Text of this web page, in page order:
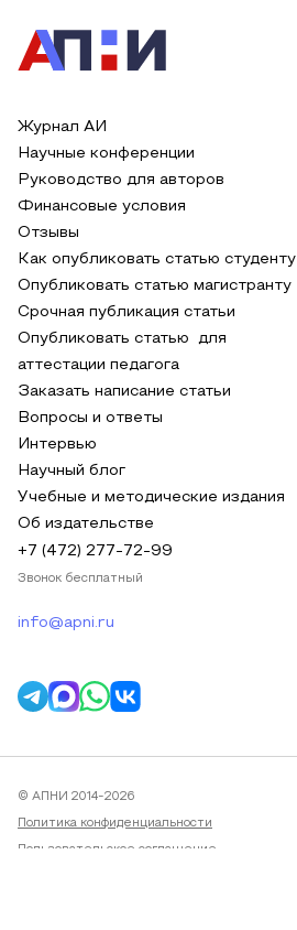
Журнал АИ
Научные конференции
Руководство для авторов
Финансовые условия
Отзывы
Как опубликовать статью студенту
Опубликовать статью магистранту
Срочная публикация статьи
Опубликовать статью для
аттестации педагога
Заказать написание статьи
Вопросы и ответы
Интервью
Научный блог
Учебные и методические издания
Об издательстве
+7 (472) 277-72-99
Звонок бесплатный
info@apni.ru
© АПНИ 2014-2026
Политика конфиденциальности
Пользовательское соглашение